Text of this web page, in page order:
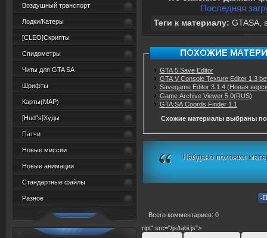
Воздушный транспорт
Лодки/Катеры
[CLEO]Скрипты
Спидометры
Читы для GTA SA
Шрифты
Карты(MAP)
[Hud"s]Худы
Патчи
Новые миссии
Новые анимации
Стандартные файлы
Разное
Последняя
Теги к материалу: GTASA
GTA 5 Save Editor
GTA V Console Texture Editor 1.3
Savegame Editor 3.1.4 (Новая
Game Archive Viewer 5.0(RUS)
GTA:SA Coords Finder 1.1
Схожие материалы выбраны по
Найдено похожих
Всего комментариев: 0
ript" src="/js/tabi.js">